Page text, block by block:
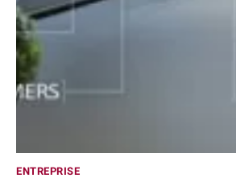
ENTREPRISE